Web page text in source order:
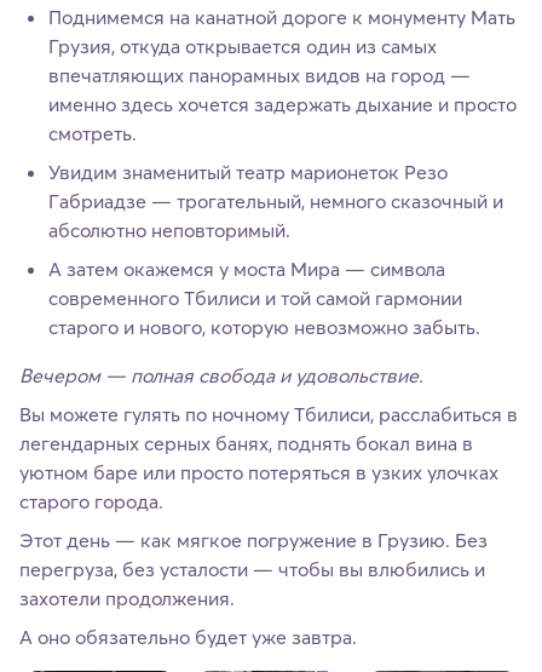
Поднимемся на канатной дороге к монументу Мать
Грузия, откуда открывается один из самых
впечатляющих панорамных видов на город —
именно здесь хочется задержать дыхание и просто
смотреть.
Увидим знаменитый театр марионеток Резо
Габриадзе — трогательный, немного сказочный и
абсолютно неповторимый.
А затем окажемся у моста Мира — символа
современного Тбилиси и той самой гармонии
старого и нового, которую невозможно забыть.
Вечером — полная свобода и удовольствие.
Вы можете гулять по ночному Тбилиси, расслабиться в
легендарных серных банях, поднять бокал вина в
уютном баре или просто потеряться в узких улочках
старого города.
Этот день — как мягкое погружение в Грузию. Без
перегруза, без усталости — чтобы вы влюбились и
захотели продолжения.
А оно обязательно будет уже завтра.